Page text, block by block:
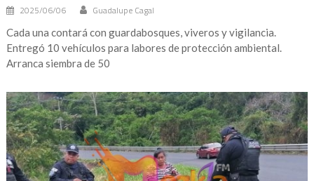
2025/06/06 Guadalupe Cagal
Cada una contará con guardabosques, viveros y vigilancia.
Entregó 10 vehículos para labores de protección ambiental.
Arranca siembra de 50